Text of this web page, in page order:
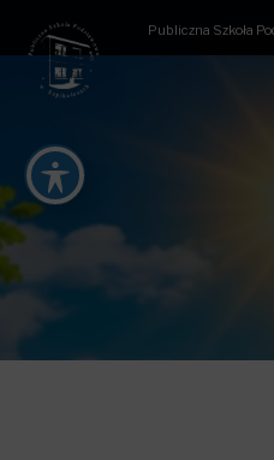
Publiczna Szkoła